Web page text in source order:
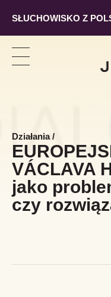
Działania/
VÁCLAVA
jako
czy
SŁUCHOWISKO Z